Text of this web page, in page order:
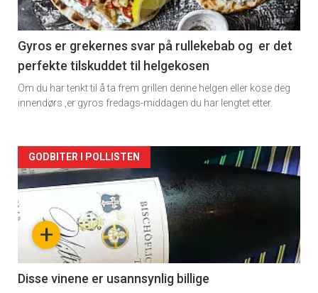
-
2
Gyros er grekernes svar på rullekebab og er det
perfekte tilskuddet til helgekosen
Om du har tenkt til å ta frem grillen denne helgen eller kose deg
innendørs ,er gyros fredags-middagen du har lengtet etter.
Forsiden
akkurat
nå
3
+
GODBITER I POLLISTEN
Disse vinene er usannsynlig billige